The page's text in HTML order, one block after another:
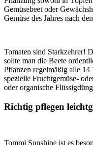
Gemüsebeet oder
Gemüse des Jahres nach
Tomaten sind Starkzehrer!
sollte man die Beete
Pflanzen regelmäßig alle
spezielle Fruchtgemüse-
oder organische
Richtig pflegen
Tommi Sunshine ist es